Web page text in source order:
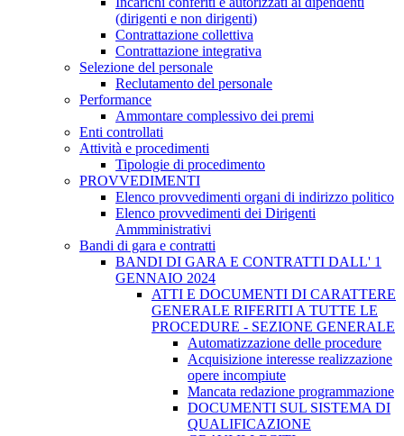
(dirigenti e non dirigenti)
Contrattazione collettiva
Contrattazione integrativa
Selezione del personale
Reclutamento del personale
Performance
Ammontare complessivo dei premi
Enti controllati
Attività e procedimenti
Tipologie di procedimento
PROVVEDIMENTI
Elenco provvedimenti organi di indirizzo politico
Elenco provvedimenti dei Dirigenti
Ammministrativi
Bandi di gara e contratti
BANDI DI GARA E CONTRATTI DALL' 1
GENNAIO 2024
ATTI E DOCUMENTI DI CARATTERE
GENERALE RIFERITI A TUTTE LE
PROCEDURE - SEZIONE GENERALE
Automatizzazione delle procedure
Acquisizione interesse realizzazione
opere incompiute
Mancata redazione programmazione
DOCUMENTI SUL SISTEMA DI
QUALIFICAZIONE